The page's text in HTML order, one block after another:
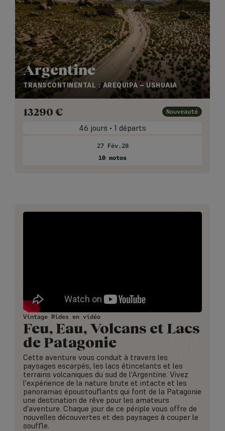
Argentine
TRANSCONTINENTAL : AREQUIPA – USHUAIA
13290 € Nouveauté
46 jours • 1 départs
27 Fév.28
10 motos
Vintage Rides en vidéo
Feu, Eau, Volcans et Lacs
de Patagonie
Cette aventure vous conduit à travers les
paysages escarpés, les lacs étincelants et les
terrains volcaniques du sud de l'Argentine. Vivez
l'expérience de la nature brute et intacte et les
panoramas époustouflants qui font de la Patagonie
une destination de rêve pour les amateurs
d'aventure. Chaque jour de ce périple vous offre de
nouvelles découvertes et des paysages à couper le
souffle.